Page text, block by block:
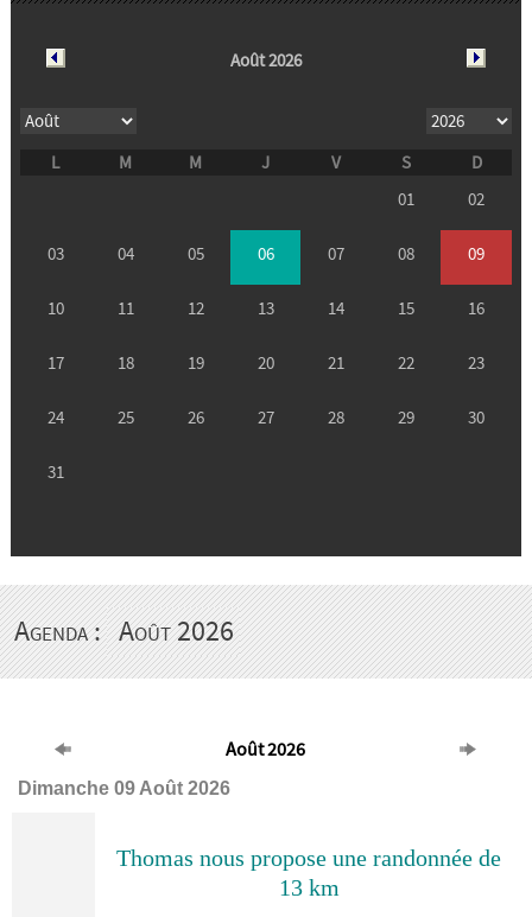
Agenda : Août 2026
Août 2026
Dimanche 09 Août 2026
Thomas nous propose une randonnée de
13 km